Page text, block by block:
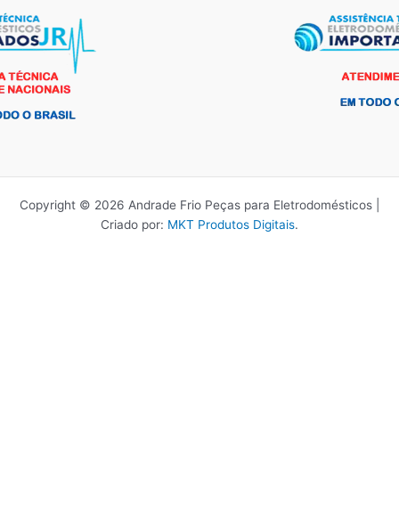
Copyright © 2026 Andrade Frio Peças para Eletrodomésticos |
Criado por: MKT Produtos Digitais.